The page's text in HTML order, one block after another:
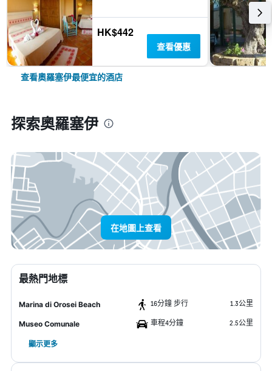
HK$442
查看優惠
查看奧羅塞伊最便宜的酒店
探索奧羅塞伊
在地圖上查看
最熱門地標
Marina di Orosei Beach 16分鐘 步行 1.3公里
Museo Comunale 車程4分鐘 2.5公里
顯示更多